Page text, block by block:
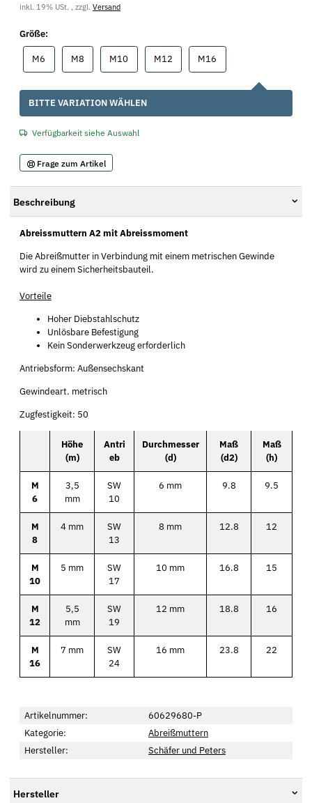
inkl. 19% USt. , zzgl. Versand
Größe:
M6 M8M8 M10 M12M12 M16
x
BITTE VARIATION WÄHLEN
Verfügbarkeit siehe Auswahl
Frage zum Artikel
Beschreibung
Abreissmuttern A2 mit Abreissmoment
Die Abreißmutter in Verbindung mit einem metrischen Gewinde
wird zu einem Sicherheitsbauteil.
Vorteile
Hoher Diebstahlschutz
Unlösbare Befestigung
Kein Sonderwerkzeug erforderlich
Antriebsform: Außensechskant
Gewindeart. metrisch
Zugfestigkeit: 50
Höhe
(m)
Antri
eb
Durchmesser
(d)
Maß
(d2)
Maß
(h)
M
6
3,5
mm
SW
10
6 mm 9.8 9.5
M
8
4 mm
SW
13
8 mm 12.8 12
M
10
5 mm
SW
17
10 mm 16.8 15
M
12
5,5
mm
SW
19
12 mm 18.8 16
M
16
7 mm
SW
24
16 mm 23.8 22
Artikelnummer:
60629680-P
Kategorie:
Abreißmuttern
Hersteller:
Schäfer und Peters
Hersteller